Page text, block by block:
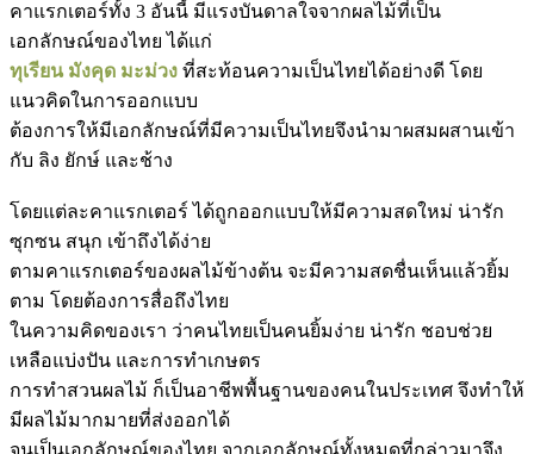
คาแรกเตอร์ทั้ง 3 อันนี้ มีแรงบันดาลใจจากผลไม้ที่เป็น
เอกลักษณ์ของไทย ได้แก่
ทุเรียน มังคุด มะม่วง ที่สะท้อนความเป็นไทยได้อย่างดี โดย
แนวคิดในการออกแบบ
ต้องการให้มีเอกลักษณ์ที่มีความเป็นไทยจึงนำมาผสมผสานเข้า
กับ ลิง ยักษ์ และช้าง
โดยแต่ละคาแรกเตอร์ ได้ถูกออกแบบให้มีความสดใหม่ น่ารัก
ซุกซน สนุก เข้าถึงได้ง่าย
ตามคาแรกเตอร์ของผลไม้ข้างต้น จะมีความสดชื่นเห็นแล้วยิ้ม
ตาม โดยต้องการสื่อถึงไทย
ในความคิดของเรา ว่าคนไทยเป็นคนยิ้มง่าย น่ารัก ชอบช่วย
เหลือแบ่งปัน และการทำเกษตร
การทำสวนผลไม้ ก็เป็นอาชีพพื้นฐานของคนในประเทศ จึงทำให้
มีผลไม้มากมายที่ส่งออกได้